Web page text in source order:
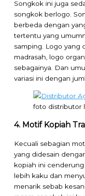
Songkok ini juga
songkok berlogo.
berbeda dengan
tertentu yang
samping. Logo yang
madrasah, logo
sebagainya. Dan
variasi ini dengan
foto distributor
4. Motif Kopiah
Kecuali sebagian
yang didesain
kopiah ini
lebih kaku dan
menarik sebab